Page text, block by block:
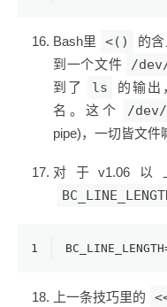
Bash里 <()
的
到一个文件
/
到了
ls 的输出
名。这个
/
pipe)，一切皆文件
对于v1.06
1
上一条技巧里的